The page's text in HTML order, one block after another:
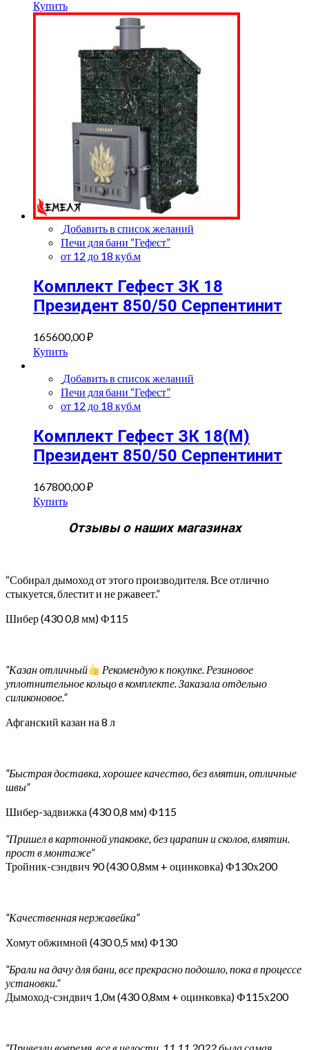
Купить
Добавить в список желаний
Печи для бани “Гефест”
от 12 до 18 куб.м
Комплект Гефест ЗК 18
Президент 850/50 Серпентинит
165600,00₽
Купить
Добавить в список желаний
Печи для бани “Гефест”
от 12 до 18 куб.м
Комплект Гефест ЗК 18(М)
Президент 850/50 Серпентинит
167800,00₽
Купить
Отзывы о наших магазинах
“Собирал дымоход от этого производителя. Все отлично
стыкуется, блестит и не ржавеет.”
Шибер (430 0,8 мм) Ф115
“Казан отличный
Рекомендую к покупке. Резиновое
уплотнительное кольцо в комплекте. Заказала отдельно
силиконовое.”
Афганский казан на 8 л
“Быстрая доставка, хорошее качество, без вмятин, отличные
швы”
Шибер-задвижка (430 0,8 мм) Ф115
“Пришел в картонной упаковке, без царапин и сколов, вмятин.
прост в монтаже”
Тройник-сэндвич 90 (430 0,8мм + оцинковка) Ф130х200
“Качественная нержавейка”
Хомут обжимной (430 0,5 мм) Ф130
“Брали на дачу для бани, все прекрасно подошло, пока в процессе
установки.”
Дымоход-сэндвич 1,0м (430 0,8мм + оцинковка) Ф115х200